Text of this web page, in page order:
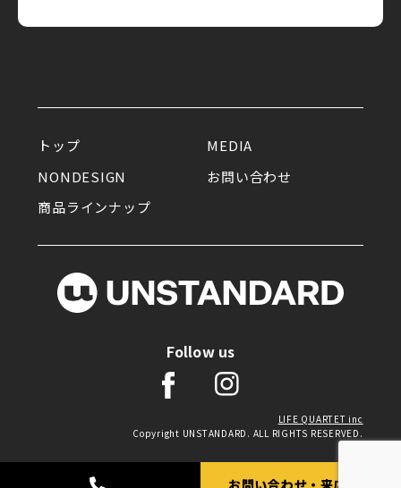
2026.03.13
ゆかりある物を集め、ひとが集
Follow us
LIFE QUARTET inc
Copyright UNSTANDARD. ALL RIGHTS RESERVED.
トップ
MEDIA
NONDESIGN
お問い合わせ
商品ラインナップ
お問い合わせ・来店予約